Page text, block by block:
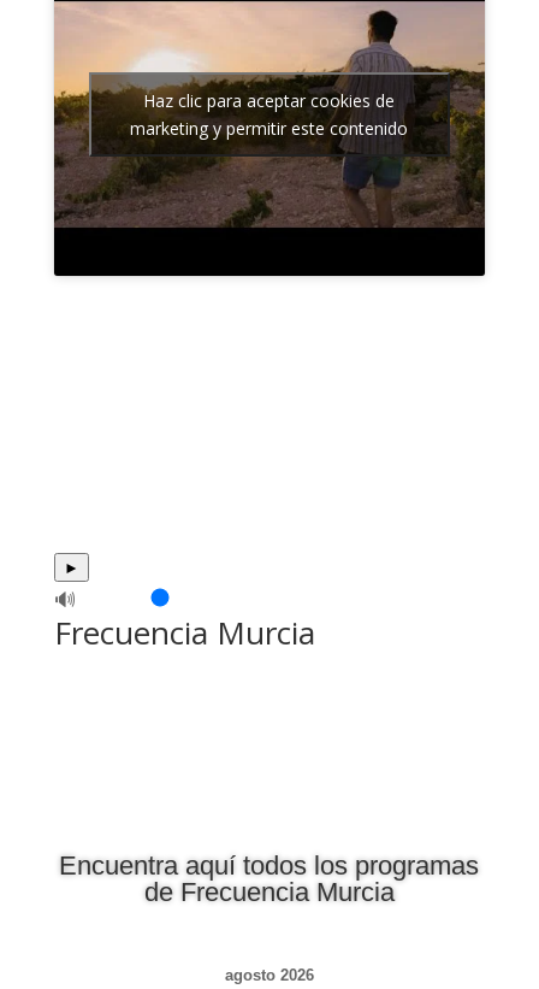
Haz clic para aceptar cookies de
marketing y permitir este contenido
►
🔊
Frecuencia Murcia
Encuentra aquí todos los programas
de Frecuencia Murcia
agosto 2026